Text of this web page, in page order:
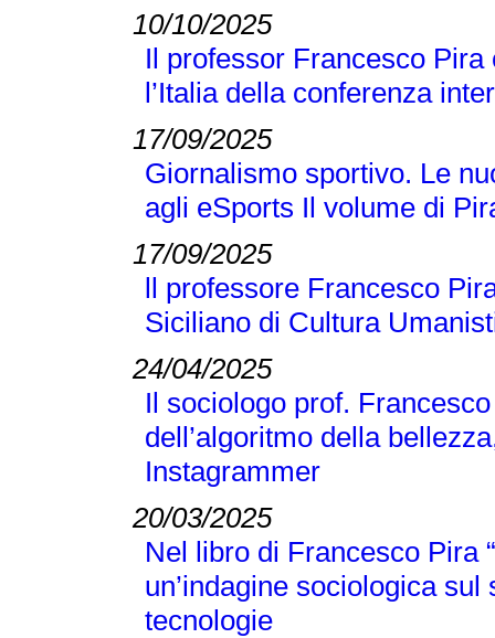
10/10/2025
Il professor Francesco
l’Italia della conferenza
17/09/2025
Giornalismo sportivo. Le
agli eSports Il volume di
17/09/2025
ll professore Francesco
Siciliano di Cultura
24/04/2025
Il sociologo prof.
dell’algoritmo della
Instagrammer
20/03/2025
Nel libro di Francesco Pira
un’indagine sociologica
tecnologie